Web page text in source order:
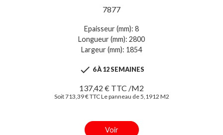
7877
Epaisseur (mm): 8
Longueur (mm): 2800
Largeur (mm): 1854
 6 À 12 SEMAINES
137,42 € TTC /M2
Soit 713,39 € TTC Le panneau de 5,1912 M2
Voir